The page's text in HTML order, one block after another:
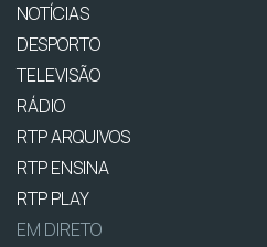
NOTÍCIAS
DESPORTO
TELEVISÃO
RÁDIO
RTP ARQUIVOS
RTP ENSINA
RTP PLAY
EM DIRETO